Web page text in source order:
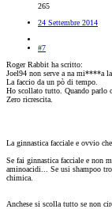
265
24 Settembre 2014
#7
Roger Rabbit ha scritto:
Joel94 non serve a na mi****a la
La faccio da un pò di tempo.
Ho scollato tutto. Quando parlo
Zero ricrescita.
La ginnastica facciale e ovvio
Se fai ginnastica facciale e non
aminoacidi... Se usi shampoo
chimica.
Anchese si scolla tutto se non